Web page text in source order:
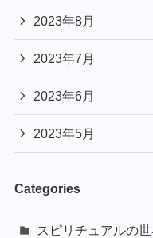
2023年8月
2023年7月
2023年6月
2023年5月
Categories
スピリチュアルの